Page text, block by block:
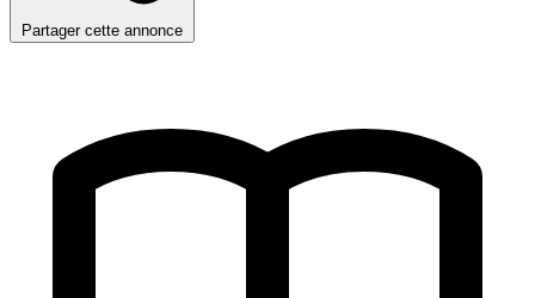
Partager cette annonce